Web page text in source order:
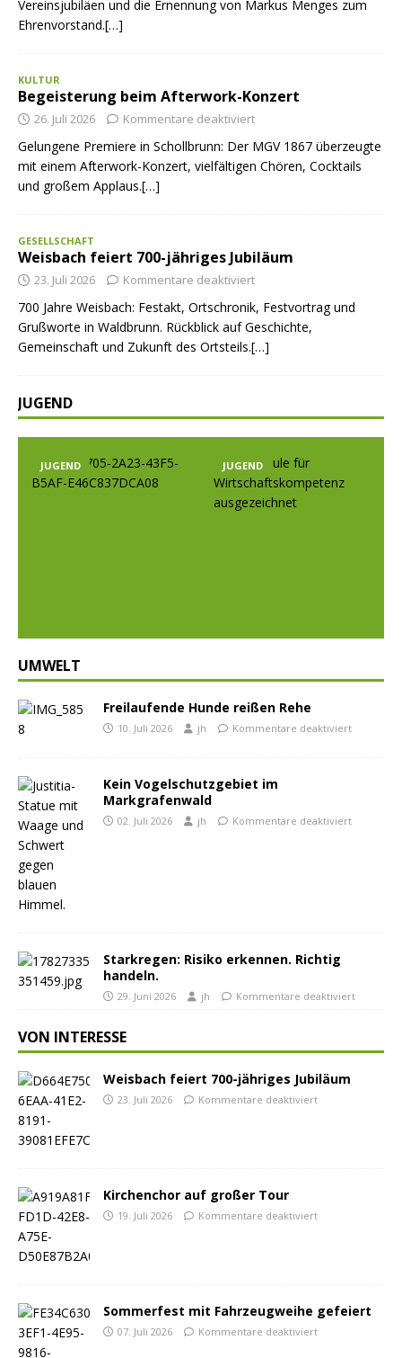
Vereinsjubiläen und die Ernennung von Markus Menges zum
Ehrenvorstand.[…]
KULTUR
Begeisterung beim Afterwork-Konzert
26. Juli 2026 Kommentare deaktiviert
Gelungene Premiere in Schollbrunn: Der MGV 1867 überzeugte
mit einem Afterwork-Konzert, vielfältigen Chören, Cocktails
und großem Applaus.[…]
GESELLSCHAFT
Weisbach feiert 700-jähriges Jubiläum
23. Juli 2026 Kommentare deaktiviert
700 Jahre Weisbach: Festakt, Ortschronik, Festvortrag und
Grußworte in Waldbrunn. Rückblick auf Geschichte,
Gemeinschaft und Zukunft des Ortsteils.[…]
JUGEND
JUGEND JUGEND
UMWELT
Freilaufende Hunde reißen Rehe
10. Juli 2026 jh Kommentare deaktiviert
Kein Vogelschutzgebiet im
Markgrafenwald
02. Juli 2026 jh Kommentare deaktiviert
Starkregen: Risiko erkennen. Richtig
handeln.
29. Juni 2026 jh Kommentare deaktiviert
VON INTERESSE
Weisbach feiert 700-jähriges Jubiläum
23. Juli 2026 Kommentare deaktiviert
Kirchenchor auf großer Tour
19. Juli 2026 Kommentare deaktiviert
Sommerfest mit Fahrzeugweihe gefeiert
07. Juli 2026 Kommentare deaktiviert